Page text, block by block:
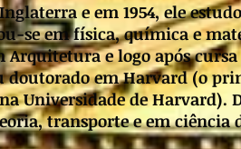
e em 1954, ele
se em física, química e
Arquitetura e logo após
doutorado em Harvard (o
Universidade de Harvard).
transporte e em ciência